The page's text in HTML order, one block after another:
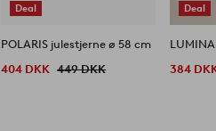
Deal
POLARIS julestjerne ø 58 cm
404 DKK 449 DKK
Deal
384